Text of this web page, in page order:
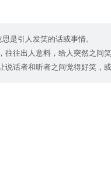
是引人发笑的话或事情。
往往出人意料，给人突然之
说话者和听者之间觉得好笑